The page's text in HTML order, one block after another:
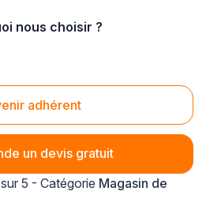
nous choisir ?
adhérent
un devis gratuit
Nord Pas-de-Calais
5 - Catégorie Magasin de